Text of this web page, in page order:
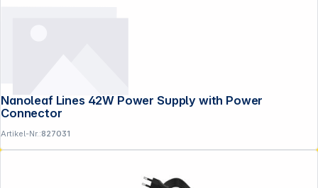
Nanoleaf Lines 42W Power Supply with Power
Connector
Artikel-Nr.:827031